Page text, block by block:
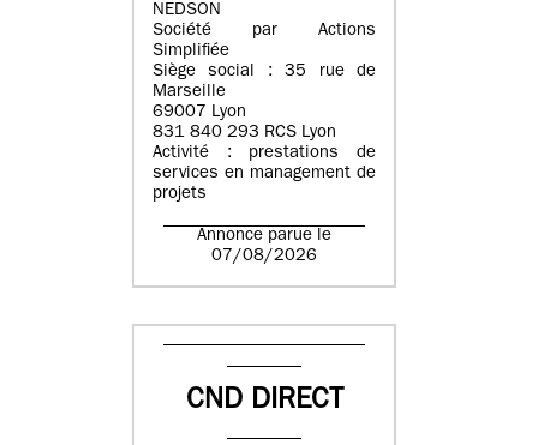
NEDSON
Société par Actions
Simplifiée
Siège social : 35 rue de
Marseille
69007 Lyon
831 840 293 RCS Lyon
Activité : prestations de
services en management de
projets
Annonce parue le
07/08/2026
CND DIRECT